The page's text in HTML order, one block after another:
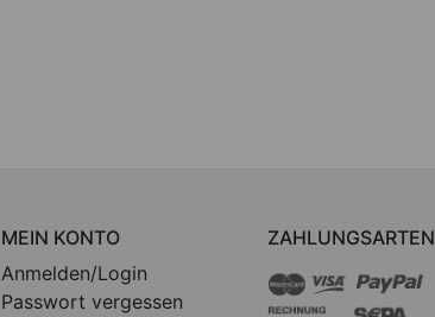
MEIN KONTO
Anmelden/Login
Passwort vergessen
ZAHLUNGSARTEN